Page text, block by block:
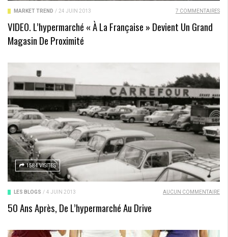
MARKET TREND / 24 JUIN 2013 7 COMMENTAIRES
VIDEO. L’hypermarché « À La Française » Devient Un Grand
Magasin De Proximité
1584 VISITES
LES BLOGS / 4 JUIN 2013 AUCUN COMMENTAIRE
50 Ans Après, De L’hypermarché Au Drive